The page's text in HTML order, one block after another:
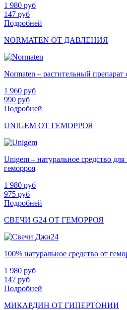
1 980 руб
147 руб
Подробней
NORMATEN ОТ ДАВЛЕНИЯ
Normaten – растительный
1 960 руб
990 руб
Подробней
UNIGEM ОТ ГЕМОРРОЯ
Unigem – натуральное средство
геморроя
1 980 руб
975 руб
Подробней
СВЕЧИ G24 ОТ ГЕМОРРОЯ
100% натуральное средство от
1 980 руб
147 руб
Подробней
МИКАРДИН ОТ ГИПЕРТОНИИ